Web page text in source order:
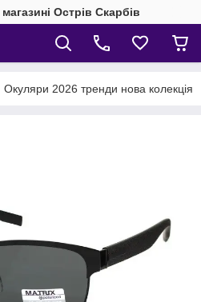
Острів Скарбів
Окуляри 2026 тренди нова колекція